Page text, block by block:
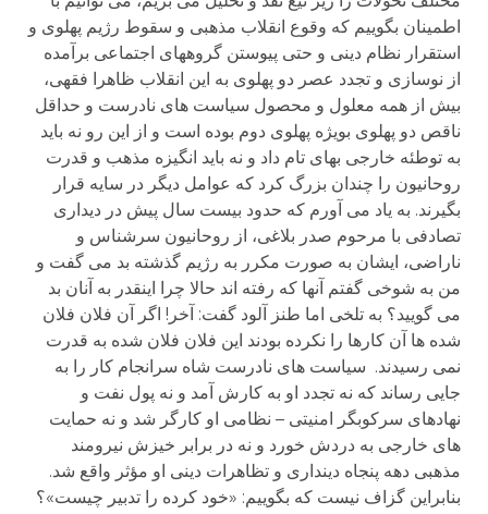
اطمینان بگوییم که وقوع انقلاب مذهبی و سقوط رژیم پهلوی و
استقرار نظام دینی و حتی پیوستن گروههای اجتماعی برآمده
از نوسازی و تجدد عصر دو پهلوی به این انقلاب ظاهرا فقهی،
بیش از همه معلول و محصول سیاست های نادرست و حداقل
ناقص دو پهلوی بویژه پهلوی دوم بوده است و از این رو نه باید
به توطئه خارجی بهای تام داد و نه باید انگیزه مذهب و قدرت
روحانیون را چندان بزرگ کرد که عوامل دیگر در سایه قرار
بگیرند. به یاد می آورم که حدود بیست سال پیش در دیداری
تصادفی با مرحوم صدر بلاغی، از روحانیون سرشناس و
ناراضی، ایشان به صورت مکرر به رژیم گذشته بد می گفت و
من به شوخی گفتم آنها که رفته اند حالا چرا اینقدر به آنان بد
می گویید؟ به تلخی اما طنز آلود گفت: آخر! اگر آن فلان فلان
شده ها آن کارها را نکرده بودند این فلان فلان شده به قدرت
نمی رسیدند. سیاست های نادرست شاه سرانجام کار را به
جایی رساند که نه تجدد او به کارش آمد و نه پول نفت و
نهادهای سرکوبگر امنیتی – نظامی او کارگر شد و نه حمایت
های خارجی به دردش خورد و نه در برابر خیزش نیرومند
مذهبی دهه پنجاه دینداری و تظاهرات دینی او مؤثر واقع شد.
بنابراین گزاف نیست که بگوییم: «خود کرده را تدبیر چیست»؟